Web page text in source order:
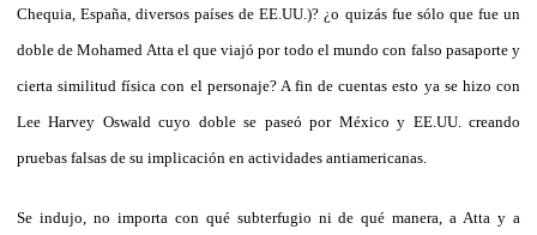
Chequia, España, diversos países de EE.UU.)? ¿o quizás fue sólo que fue un
doble de Mohamed Atta el que viajó por todo el mundo con falso pasaporte y
cierta similitud física con el personaje? A fin de cuentas esto ya se hizo con
Lee Harvey Oswald cuyo doble se paseó por México y EE.UU. creando
pruebas falsas de su implicación en actividades antiamericanas.
Se indujo, no importa con qué subterfugio ni de qué manera, a Atta y a